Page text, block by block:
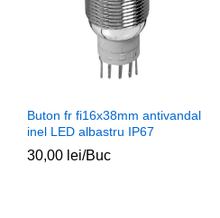
Buton fr fi16x38mm antivandal
inel LED albastru IP67
30,00 lei/Buc